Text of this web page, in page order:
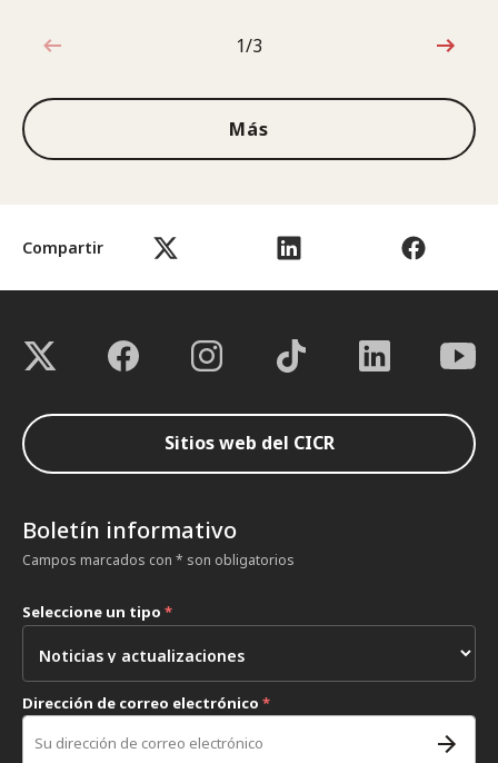
Compartir
1de3
1/3
Más
Sitios web del CICR
Boletín informativo
Campos marcados con * son obligatorios
Seleccione un tipo *
Dirección de correo electrónico *